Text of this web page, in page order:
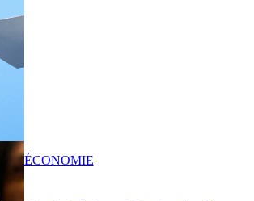
ÉCONOMIE